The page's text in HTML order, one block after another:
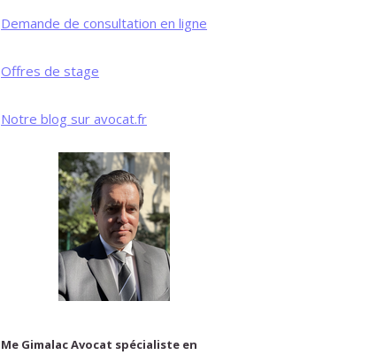
Demande de consultation en ligne
Offres de stage
Notre blog sur avocat.fr
Me Gimalac Avocat spécialiste en